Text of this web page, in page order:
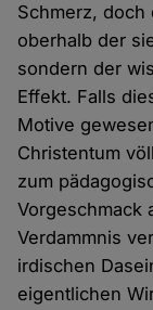
Schmerz, doch
oberhalb der
sondern der
Effekt. Falls
Motive
Christentum
zum
Vorgeschmack
Verdammnis
irdischen
eigentlichen